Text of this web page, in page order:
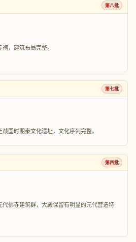
第八批
，建筑布局完整。
第七批
国时期秦文化遗址，文化序列完整。
第四批
佛寺建筑群，大殿保留有明显的元代营造特